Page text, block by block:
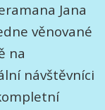
Jana
věnované
na
návštěvníci